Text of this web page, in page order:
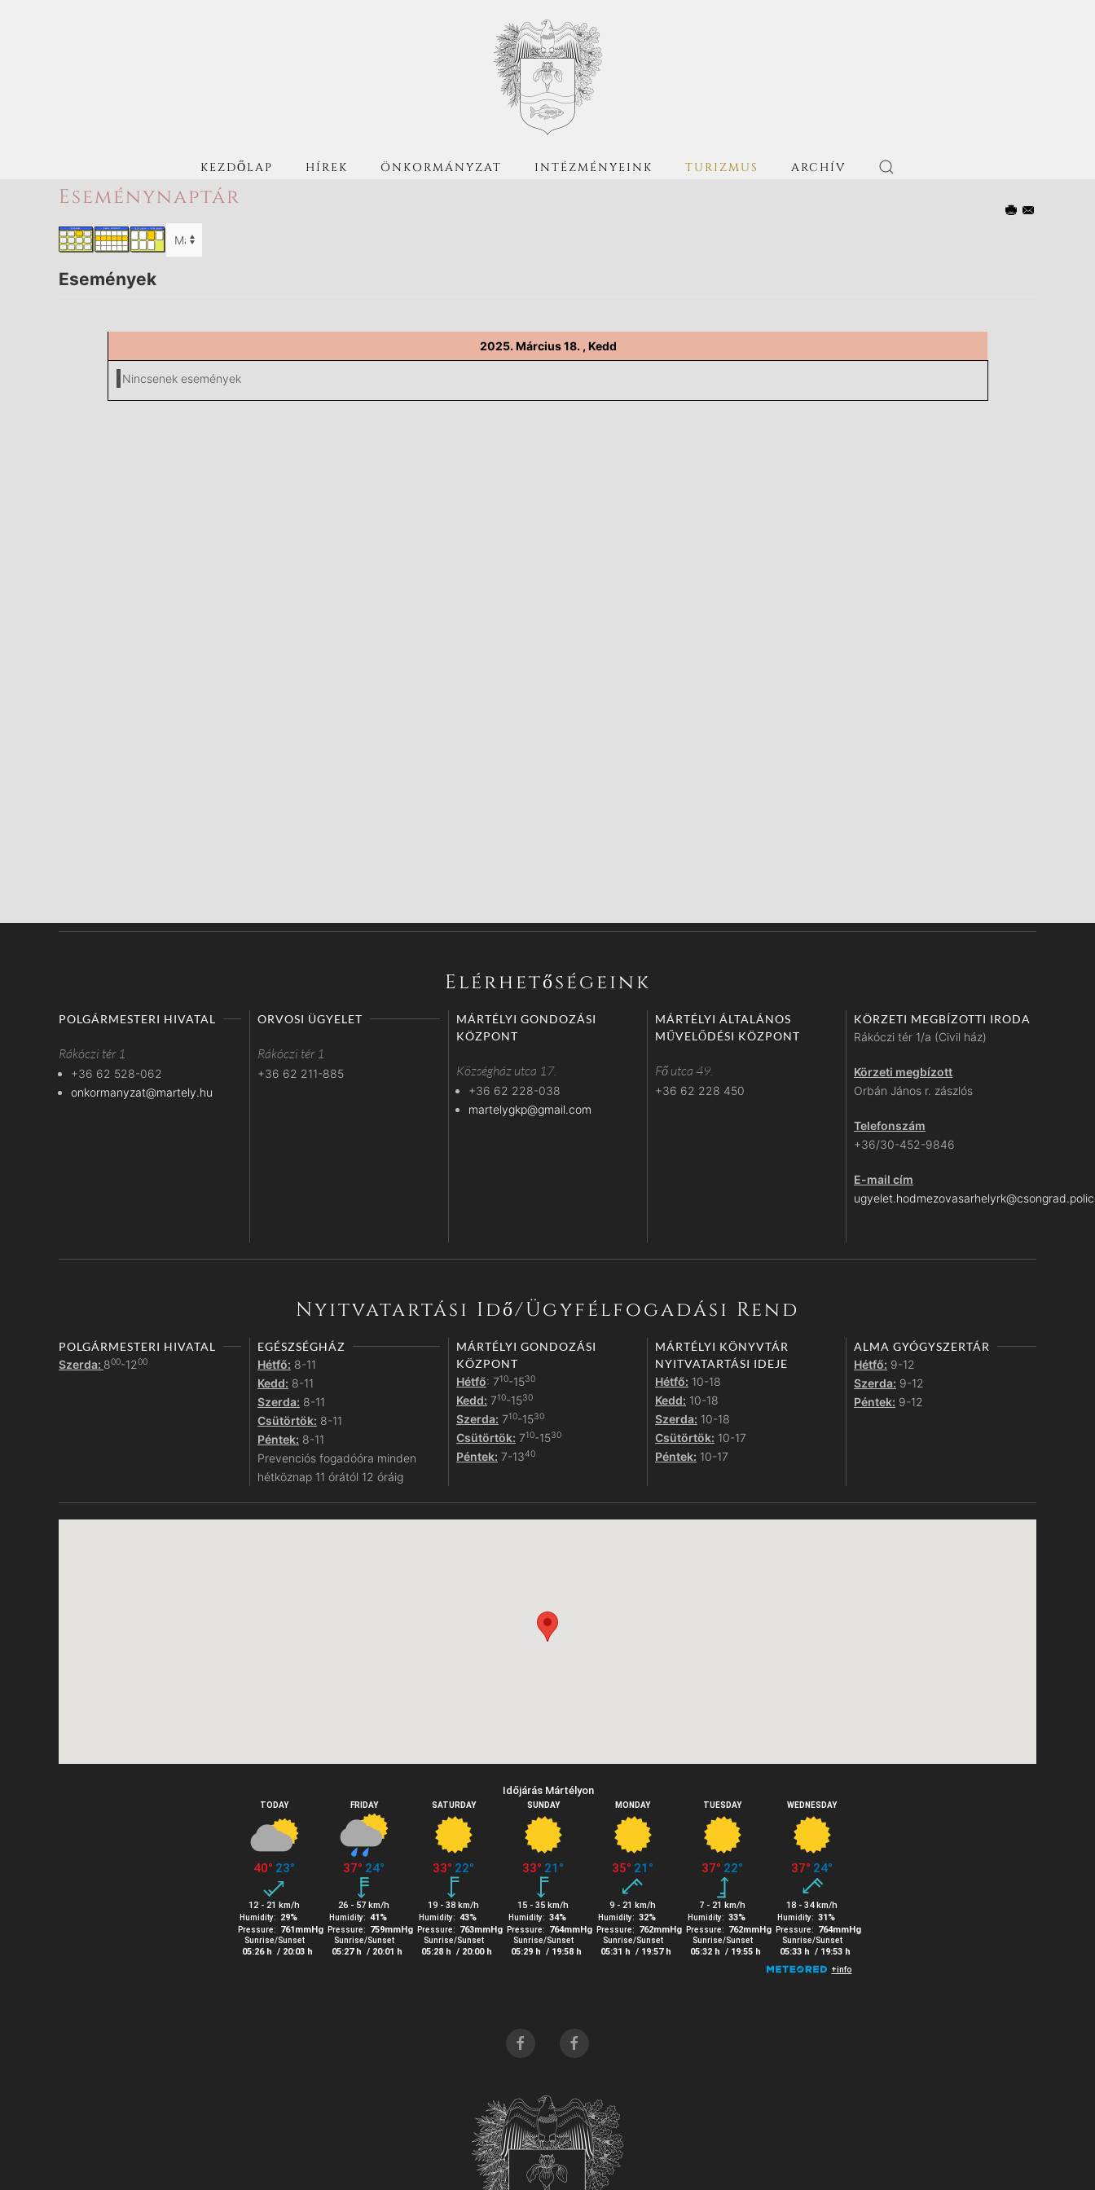
KEZDŐLAP HÍREK ÖNKORMÁNYZAT INTÉZMÉNYEINK TURIZMUS ARCHÍV
Eseménynaptár
Események
2025. Március 18. , Kedd
Nincsenek események
Elérhetőségeink
POLGÁRMESTERI HIVATAL
Rákóczi tér 1
+36 62 528-062
onkormanyzat@martely.hu
ORVOSI ÜGYELET
Rákóczi tér 1
+36 62 211-885
MÁRTÉLYI GONDOZÁSI
KÖZPONT
Községház utca 17.
+36 62 228-038
martelygkp@gmail.com
MÁRTÉLYI ÁLTALÁNOS
MŰVELŐDÉSI KÖZPONT
Fő utca 49.
+36 62 228 450
KÖRZETI MEGBÍZOTTI IRODA
Rákóczi tér 1/a (Civil ház)
Körzeti megbízott
Orbán János r. zászlós
Telefonszám
+36/30-452-9846
E-mail cím
Nyitvatartási Idő/ügyfélfogadási Rend
POLGÁRMESTERI HIVATAL
Szerda: 800-1200
EGÉSZSÉGHÁZ
Hétfő: 8-11
Kedd: 8-11
Szerda: 8-11
Csütörtök: 8-11
Péntek: 8-11
Prevenciós fogadóóra minden
hétköznap 11 órától 12 óráig
MÁRTÉLYI GONDOZÁSI
KÖZPONT
Hétfő: 710-1530
Kedd: 710-1530
Szerda: 710-1530
Csütörtök: 710-1530
Péntek: 7-1340
MÁRTÉLYI KÖNYVTÁR
NYITVATARTÁSI IDEJE
Hétfő: 10-18
Kedd: 10-18
Szerda: 10-18
Csütörtök: 10-17
Péntek: 10-17
ALMA GYÓGYSZERTÁR
Hétfő: 9-12
Szerda: 9-12
Péntek: 9-12